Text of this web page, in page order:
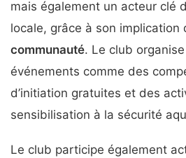
mais également un acteur clé
locale, grâce à son implication
communauté. Le club
événements comme des
d’initiation gratuites et des
sensibilisation à la sécurité
Le club participe également